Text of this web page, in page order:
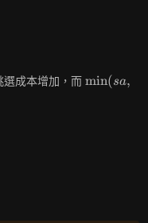
選成本增加，而 \min(sa,sb)
min(sa,